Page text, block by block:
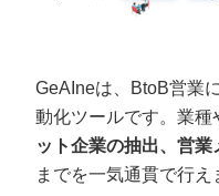
GeAIneは、BtoB営業
動化ツールです。業種
ット企業の抽出、営
までを一気通貫で行え